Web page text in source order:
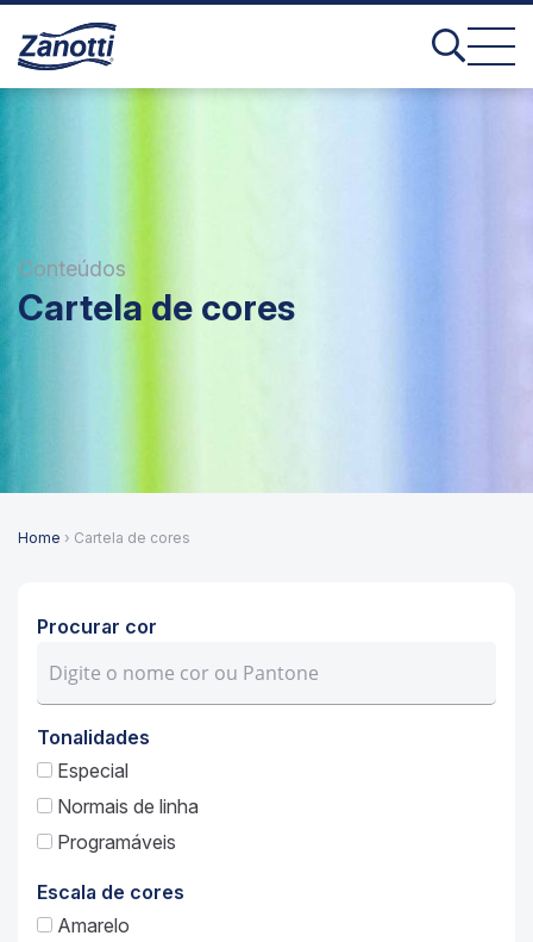
Conteúdos
Cartela de cores
Home › Cartela de cores
Procurar cor
Tonalidades
Especial
Normais de linha
Programáveis
Escala de cores
Amarelo